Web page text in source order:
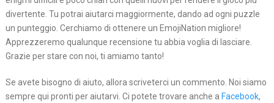
divertente. Tu potrai aiutarci maggiormente, dando ad ogni puzzle
un punteggio. Cerchiamo di ottenere un EmojiNation migliore!
Apprezzeremo qualunque recensione tu abbia voglia di lasciare.
Grazie per stare con noi, ti amiamo tanto!
Se avete bisogno di aiuto, allora scriveterci un commento. Noi siamo
sempre qui pronti per aiutarvi. Ci potete trovare anche a Facebook,